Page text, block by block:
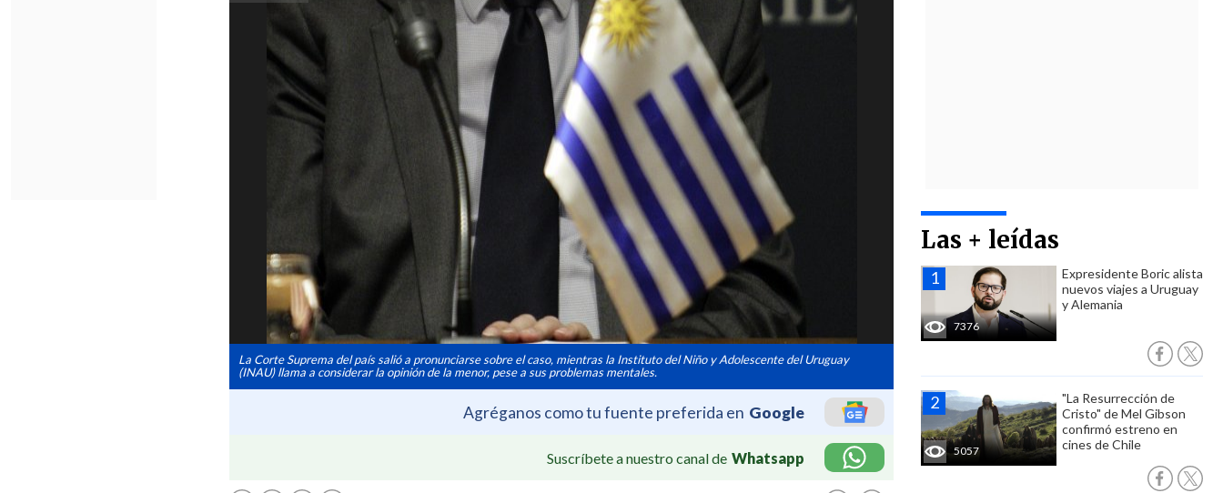
La Corte Suprema del país salió a pronunciarse sobre el caso, mientras la Instituto del Niño y Adolescente del Uruguay
(INAU) llama a considerar la opinión de la menor, pese a sus problemas mentales.
Agréganos como tu fuente preferida en Google
Suscríbete a nuestro canal de Whatsapp
Las + leídas
7376
Expresidente Boric alista
nuevos viajes a Uruguay
y Alemania
5057
"La Resurrección de
Cristo" de Mel Gibson
confirmó estreno en
cines de Chile